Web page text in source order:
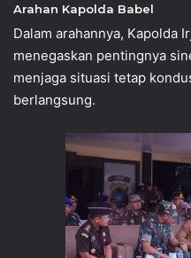
Arahan Kapolda Babel
Dalam arahannya, Kapolda
menegaskan pentingnya
menjaga situasi tetap
berlangsung.